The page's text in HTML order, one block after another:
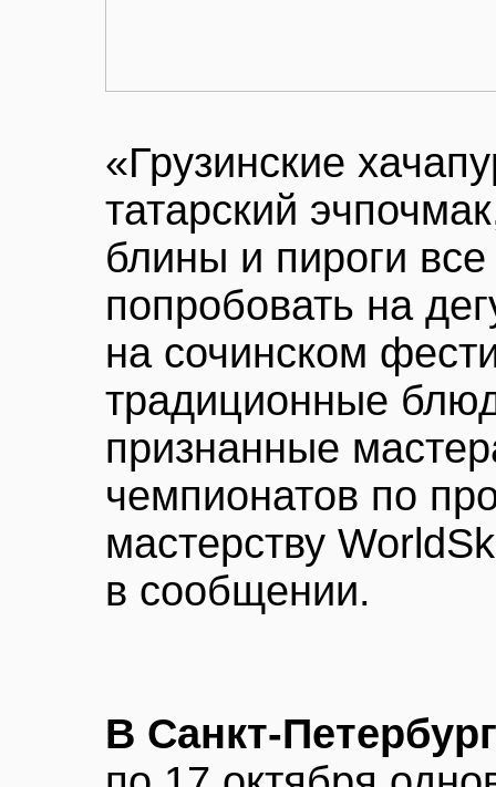
«Грузинские
татарский
блины и пироги
попробовать на
на сочинском
традиционные
признанные
чемпионатов по
мастерству
в сообщении.
В Санкт-